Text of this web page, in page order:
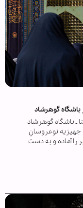
باشگاه گوهرشاد
ـ باشگاه گوهرشاد
نوعروسانِ
را آماده و به دست